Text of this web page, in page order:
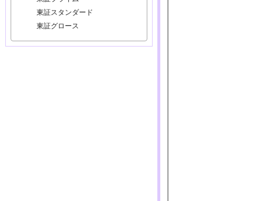
東証スタンダード
東証グロース